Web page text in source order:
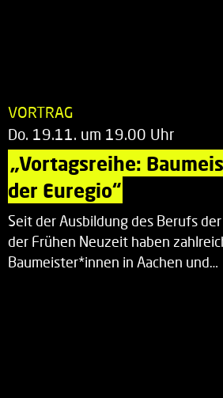
VORTRAG
Do. 19.11. um 19.00 Uhr
„Vortagsreihe:
der Euregio“
Seit der Ausbildung des Berufs
der Frühen Neuzeit haben
Baumeister*innen in Aachen und…